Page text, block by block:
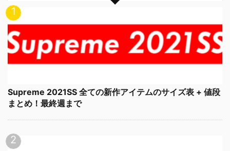
Supreme 2021SS 全ての新作アイテムのサイズ表 + 値段
まとめ！最終週まで